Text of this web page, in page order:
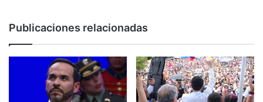
Publicaciones relacionadas